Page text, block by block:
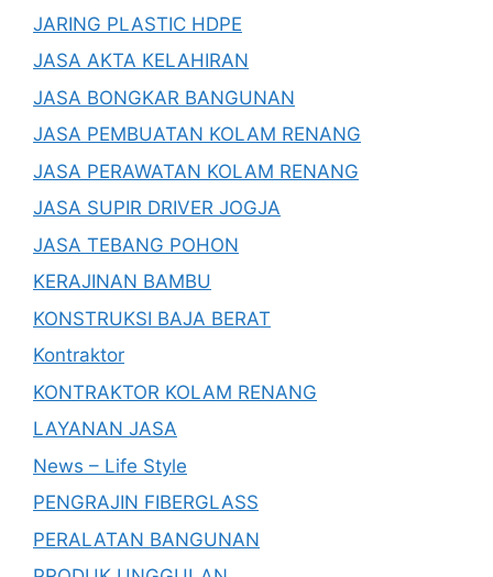
JARING PLASTIC HDPE
JASA AKTA KELAHIRAN
JASA BONGKAR BANGUNAN
JASA PEMBUATAN KOLAM RENANG
JASA PERAWATAN KOLAM RENANG
JASA SUPIR DRIVER JOGJA
JASA TEBANG POHON
KERAJINAN BAMBU
KONSTRUKSI BAJA BERAT
Kontraktor
KONTRAKTOR KOLAM RENANG
LAYANAN JASA
News – Life Style
PENGRAJIN FIBERGLASS
PERALATAN BANGUNAN